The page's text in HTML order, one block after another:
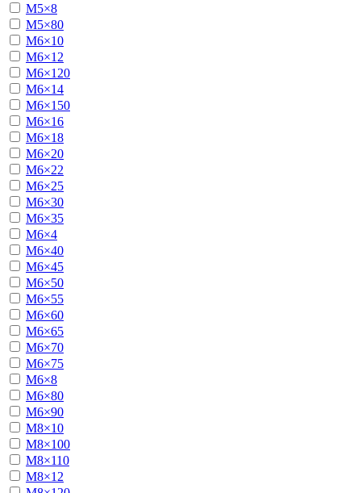
М5×8
М5×80
М6×10
М6×12
М6×120
М6×14
М6×150
М6×16
М6×18
М6×20
М6×22
М6×25
М6×30
М6×35
М6×4
М6×40
М6×45
М6×50
М6×55
М6×60
М6×65
М6×70
М6×75
М6×8
М6×80
М6×90
М8×10
М8×100
М8×110
М8×12